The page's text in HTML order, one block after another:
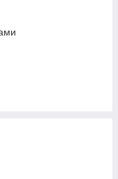
арбалети
з м'якими кулями